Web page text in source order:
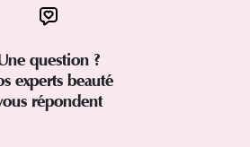
question ?
experts beauté
répondent